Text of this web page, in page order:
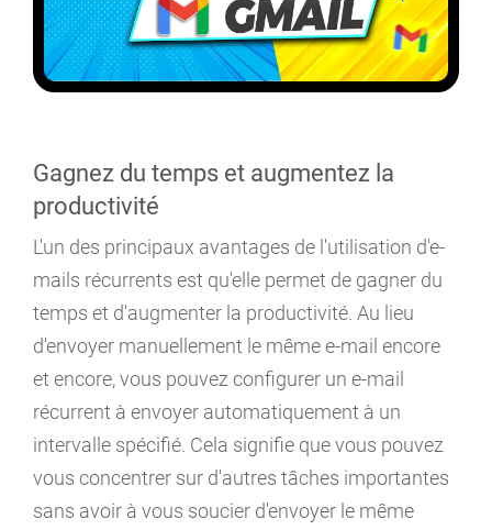
Gagnez du temps et augmentez la
productivité
L'un des principaux avantages de l'utilisation d'e-
mails récurrents est qu'elle permet de gagner du
temps et d'augmenter la productivité. Au lieu
d'envoyer manuellement le même e-mail encore
et encore, vous pouvez configurer un e-mail
récurrent à envoyer automatiquement à un
intervalle spécifié. Cela signifie que vous pouvez
vous concentrer sur d'autres tâches importantes
sans avoir à vous soucier d'envoyer le même